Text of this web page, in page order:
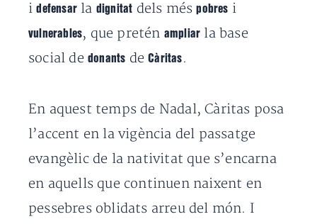
idefensar la dignitat dels méspobres i
vulnerables, que pretén ampliar la base
social de donants deCàritas .
En aquest temps de Nadal, Càritas posa
l’accent en la vigència del passatge
evangèlic de la nativitat que s’encarna
en aquells que continuen naixent en
pessebres oblidats arreu del món. I